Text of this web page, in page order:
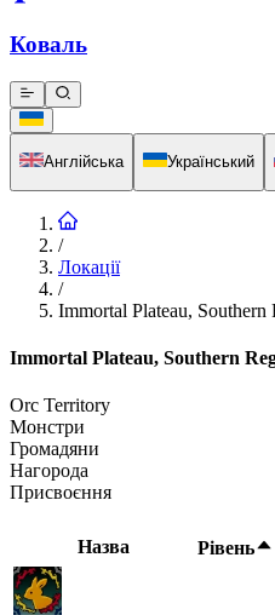
Коваль
Англійська Український
/
Локації
/
Immortal Plateau, Southern
Immortal Plateau, Southern
Orc Territory
Монстри
Громадяни
Нагорода
Присвоєння
Назва Рівень